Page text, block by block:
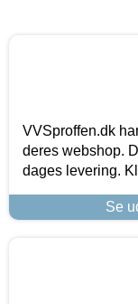
VVSproffen.dk
deres webshop.
dages levering.
Se